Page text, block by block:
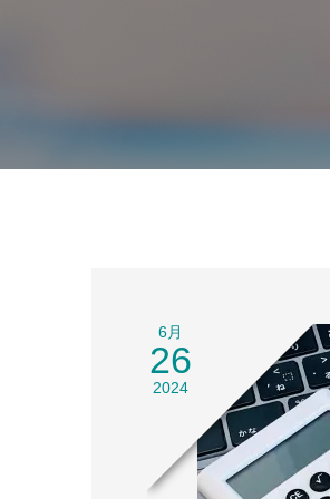
6月
26
2024